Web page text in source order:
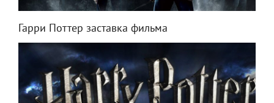
Гарри Поттер заставка фильма